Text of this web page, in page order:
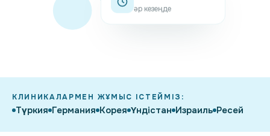
әр кезеңде
КЛИНИКАЛАРМЕН ЖҰМЫС ІСТЕЙМІЗ:
Түркия Германия Корея Үндістан Израиль Ресей